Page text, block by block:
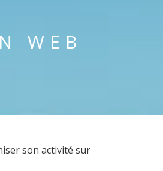
WEB
son activité sur